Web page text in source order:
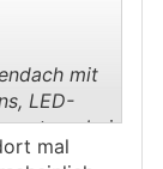
mit
LED-
bei
bezahlt.
mal